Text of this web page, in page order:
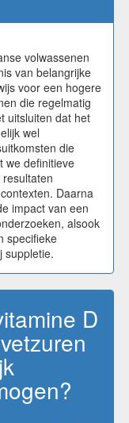
volwassenen
van belangrijke
voor een hogere
die regelmatig
uitsluiten dat het
wel
die
we definitieve
Daarna
impact van een
alsook
specifieke
suppletie.
D